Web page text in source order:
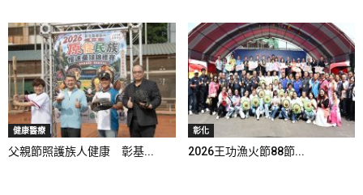
健康醫療
父親節照護族人健康 彰基...
彰化
2026王功漁火節88節...